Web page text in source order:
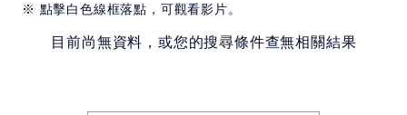
※ 點擊白色線框落點，可觀看影片。
目前尚無資料，或您的搜尋條件查無相關結果